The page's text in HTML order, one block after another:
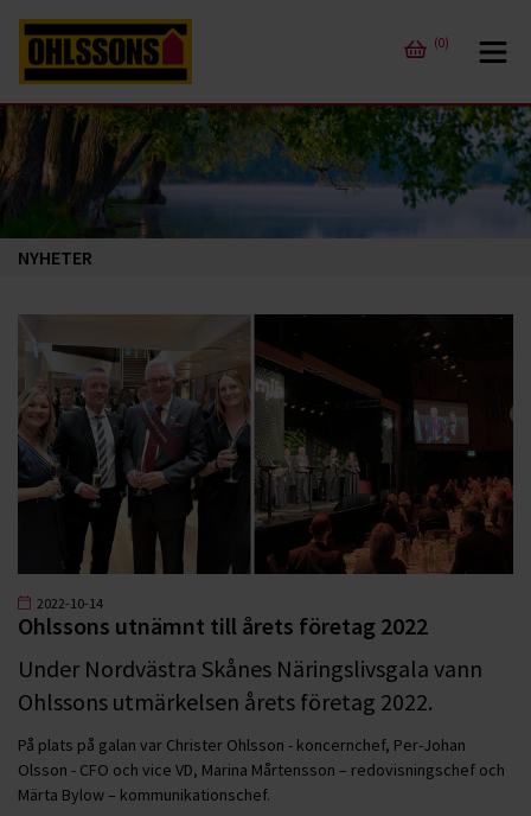
(0)
NYHETER
2022-10-14
Ohlssons utnämnt till årets företag 2022
Under Nordvästra Skånes Näringslivsgala vann
Ohlssons utmärkelsen årets företag 2022.
På plats på galan var Christer Ohlsson - koncernchef, Per-Johan
Olsson - CFO och vice VD, Marina Mårtensson – redovisningschef och
Märta Bylow – kommunikationschef.